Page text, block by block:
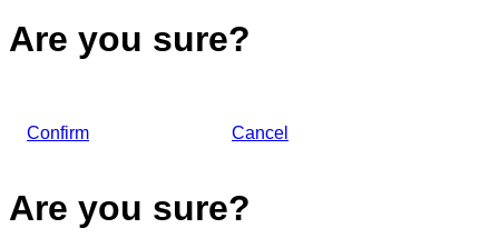
Are you sure?
Confirm Cancel
Are you sure?